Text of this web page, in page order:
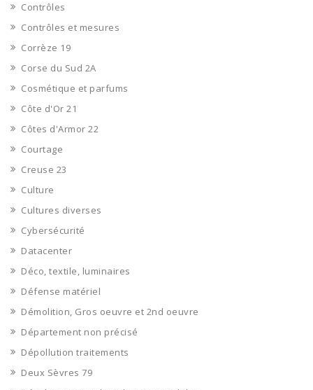
Contrôles
Contrôles et mesures
Corrèze 19
Corse du Sud 2A
Cosmétique et parfums
Côte d'Or 21
Côtes d'Armor 22
Courtage
Creuse 23
Culture
Cultures diverses
Cybersécurité
Datacenter
Déco, textile, luminaires
Défense matériel
Démolition, Gros oeuvre et 2nd oeuvre
Département non précisé
Dépollution traitements
Deux Sèvres 79